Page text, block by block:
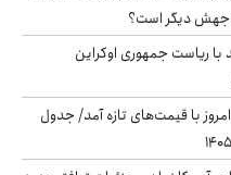
جهش دیگر است؟
با ریاست جمهوری اوکراین
با قیمت‌های تازه آمد/ جدول